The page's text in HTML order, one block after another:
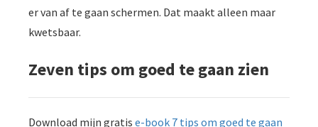
er van af te gaan schermen. Dat maakt alleen maar
kwetsbaar.
Zeven tips om goed te gaan zien
Download mijn gratis e-book 7 tips om goed te gaan